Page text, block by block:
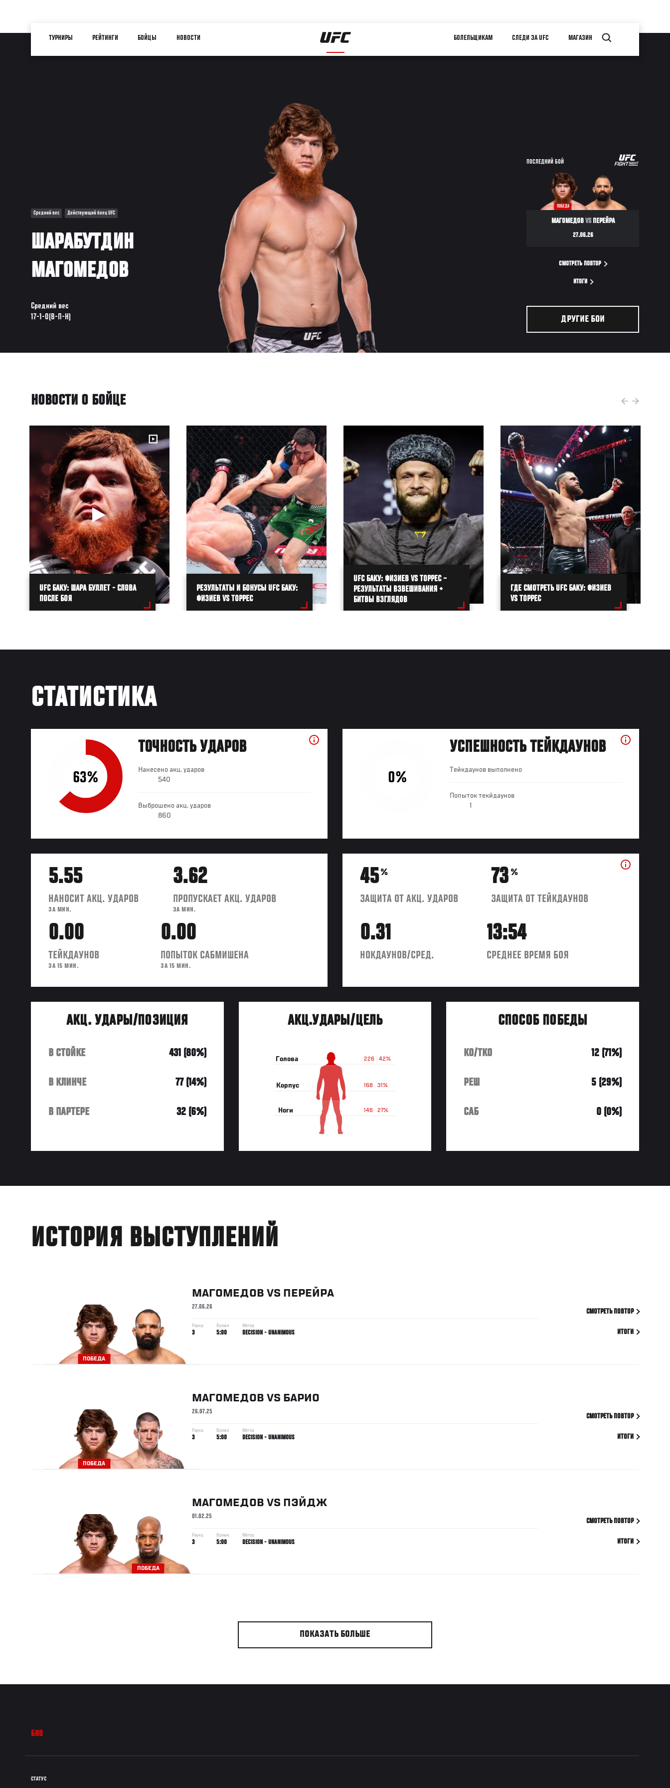
navigation
ТУРНИРЫ РЕЙТИНГИ БОЙЦЫ НОВОСТИ БОЛЕЛЬЩИКАМ СЛЕДИ ЗА UFC МАГАЗИН
Средний вес Действующий боец UFC
ШАРАБУТДИН
МАГОМЕДОВ
Средний вес
17-1-0(В-П-Н)
ПОСЛЕДНИЙ БОЙ
ПОБЕДА
МАГОМЕДОВVSПЕРЕЙРА
27.06.26
СМОТРЕТЬ ПОВТОР
ИТОГИ
ДРУГИЕ БОИ
НОВОСТИ О БОЙЦЕ
UFC БАКУ: ШАРА БУЛЛЕТ - СЛОВА
ПОСЛЕ БОЯ
РЕЗУЛЬТАТЫ И БОНУСЫ UFC БАКУ:
ФИЗИЕВ VS ТОРРЕС
UFC БАКУ: ФИЗИЕВ VS ТОРРЕС –
РЕЗУЛЬТАТЫ ВЗВЕШИВАНИЯ +
БИТВЫ ВЗГЛЯДОВ
ГДЕ СМОТРЕТЬ UFC БАКУ: ФИЗИЕВ
VS ТОРРЕС
СТАТИСТИКА
63%
ТОЧНОСТЬ УДАРОВ
Нанесено акц. ударов
540
Выброшено акц. ударов
860
0%
УСПЕШНОСТЬ ТЕЙКДАУНОВ
Тейкдаунов выполнено
Попыток текйдаунов
1
5.55
НАНОСИТ АКЦ. УДАРОВ
ЗА МИН.
3.62
ПРОПУСКАЕТ АКЦ. УДАРОВ
ЗА МИН.
0.00
ТЕЙКДАУНОВ
ЗА 15 МИН.
0.00
ПОПЫТОК САБМИШЕНА
ЗА 15 МИН.
45%
ЗАЩИТА ОТ АКЦ. УДАРОВ
73 %
ЗАЩИТА ОТ ТЕЙКДАУНОВ
0.31
НОКДАУНОВ/СРЕД.
13:54
СРЕДНЕЕ ВРЕМЯ БОЯ
АКЦ. УДАРЫ/ПОЗИЦИЯ
В СТОЙКЕ 431 (80%)
В КЛИНЧЕ 77 (14%)
В ПАРТЕРЕ 32 (6%)
АКЦ.УДАРЫ/ЦЕЛЬ
42%
226
Голова
31%
168
Корпус
27%
146
Ноги
СПОСОБ ПОБЕДЫ
KO/TKO 12 (71%)
РЕШ 5 (29%)
САБ 0 (0%)
ИСТОРИЯ ВЫСТУПЛЕНИЙ
ПОБЕДА
МАГОМЕДОВ VS ПЕРЕЙРА
27.06.26
Раунд
3
Время
5:00
Метод
DECISION - UNANIMOUS
СМОТРЕТЬ ПОВТОР
ИТОГИ
ПОБЕДА
МАГОМЕДОВ VS БАРИО
26.07.25
Раунд
3
Время
5:00
Метод
DECISION - UNANIMOUS
СМОТРЕТЬ ПОВТОР
ИТОГИ
ПОБЕДА
МАГОМЕДОВ VS ПЭЙДЖ
01.02.25
Раунд
3
Время
5:00
Метод
DECISION - UNANIMOUS
СМОТРЕТЬ ПОВТОР
ИТОГИ
ПОКАЗАТЬ БОЛЬШЕ
БИО
СТАТУС